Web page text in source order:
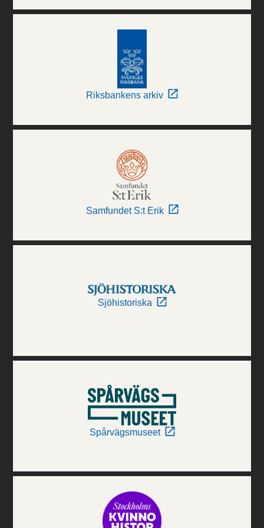
Riksbankens arkiv
Samfundet S:t Erik
Sjöhistoriska
Spårvägsmuseet